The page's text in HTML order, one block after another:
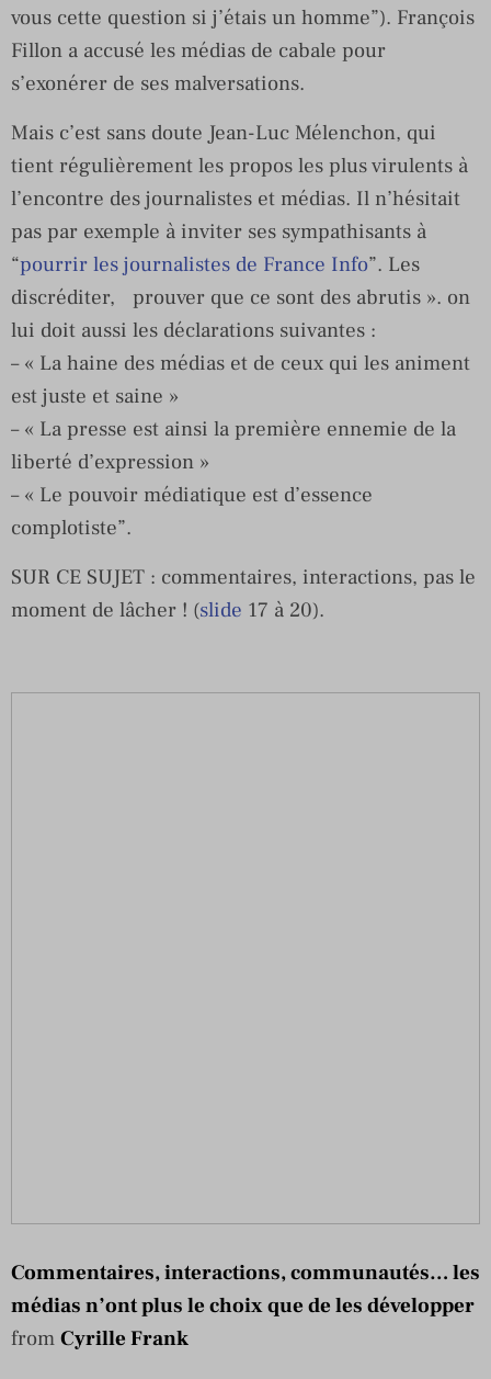
vous cette question si j’étais un homme”). François
Fillon a accusé les médias de cabale pour
s’exonérer de ses malversations.
Mais c’est sans doute Jean-Luc Mélenchon, qui
tient régulièrement les propos les plus virulents à
l’encontre des journalistes et médias. Il n’hésitait
pas par exemple à inviter ses sympathisants à
“pourrir les journalistes de France Info”. Les
discréditer, prouver que ce sont des abrutis ». on
lui doit aussi les déclarations suivantes :
– « La haine des médias et de ceux qui les animent
est juste et saine »
– « La presse est ainsi la première ennemie de la
liberté d’expression »
– « Le pouvoir médiatique est d’essence
complotiste”.
SUR CE SUJET : commentaires, interactions, pas le
moment de lâcher ! (slide 17 à 20).
Commentaires, interactions, communautés… les
médias n’ont plus le choix que de les développer
from Cyrille Frank